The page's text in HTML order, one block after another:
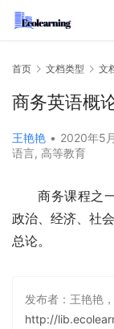
首页 文档类型 文
商务英语概
王艳艳 • 2020年5
语言, 高等教育
商务课程之
政治、经济、社
总论。
发布者：王艳艳
http://